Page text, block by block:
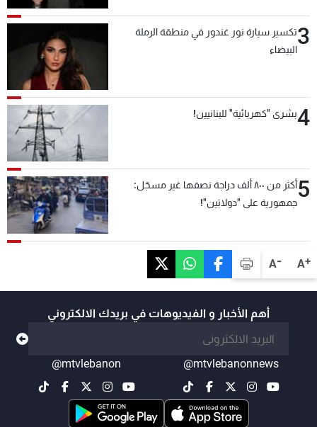
A+
A-
3تكسير سيارة نور غندور في منطقة الرملة
البيضاء
4بشرى "كهربائية" للبنانيين!
5
أكثر من ٨٠٠ ألف دراجة نصفها غير مسجّل:
جمهورية على "دولابَين"!
أهم الأخبار و الفيديوهات في بريدك الالكتروني
@mtvlebanonnews
@mtvlebanon